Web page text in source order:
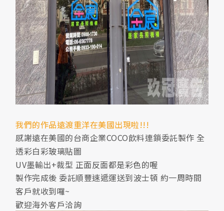
我們的作品遠渡重洋在美國出現啦!!!
感謝遠在美國的台商企業COCO飲料連鎖委託製作 全
透彩白彩玻璃貼圖
UV墨輸出+裁型 正面反面都是彩色的喔
製作完成後 委託順豐速遞運送到波士頓 約一周時間
客戶就收到囉~
歡迎海外客戶洽詢